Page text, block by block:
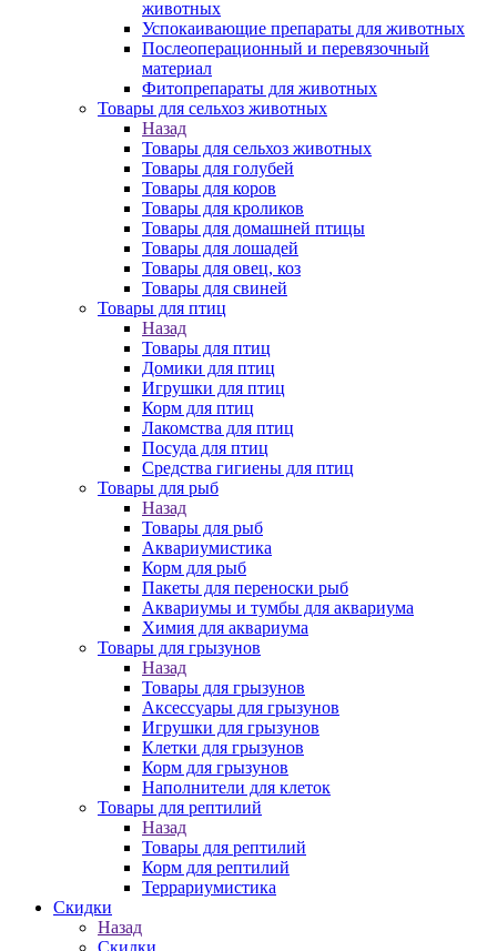
животных
Успокаивающие препараты для животных
Послеоперационный и перевязочный
материал
Фитопрепараты для животных
Товары для сельхоз животных
Назад
Товары для сельхоз животных
Товары для голубей
Товары для коров
Товары для кроликов
Товары для домашней птицы
Товары для лошадей
Товары для овец, коз
Товары для свиней
Товары для птиц
Назад
Товары для птиц
Домики для птиц
Игрушки для птиц
Корм для птиц
Лакомства для птиц
Посуда для птиц
Средства гигиены для птиц
Товары для рыб
Назад
Товары для рыб
Аквариумистика
Корм для рыб
Пакеты для переноски рыб
Аквариумы и тумбы для аквариума
Химия для аквариума
Товары для грызунов
Назад
Товары для грызунов
Аксессуары для грызунов
Игрушки для грызунов
Клетки для грызунов
Корм для грызунов
Наполнители для клеток
Товары для рептилий
Назад
Товары для рептилий
Корм для рептилий
Террариумистика
Скидки
Назад
Скидки